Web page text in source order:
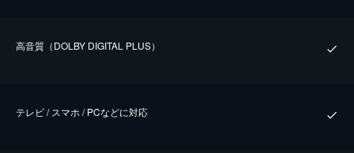
⾼⾳質（DOLBY DIGITAL PLUS）
テレビ / スマホ / PCなどに対応